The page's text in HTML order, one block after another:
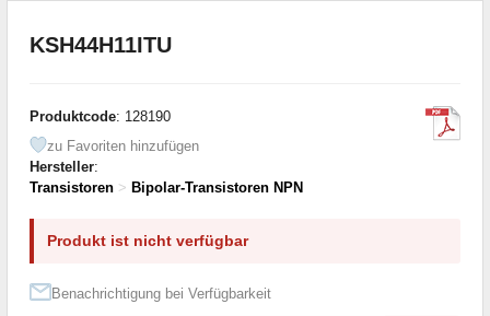
KSH44H11ITU
Produktcode: 128190
zu Favoriten hinzufügen
Hersteller:
Transistoren > Bipolar-Transistoren NPN
Produkt ist nicht verfügbar
Benachrichtigung bei Verfügbarkeit